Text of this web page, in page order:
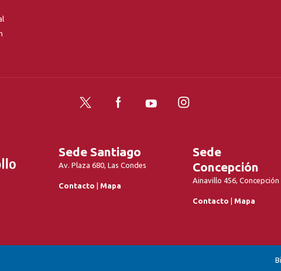
Twitter FacebookYouTubeInstagram
Sede Santiago
Av. Plaza 680, Las Condes
Contacto | Mapa
Sede
Concepción
Ainavillo 456, Concepción
Contacto | Mapa